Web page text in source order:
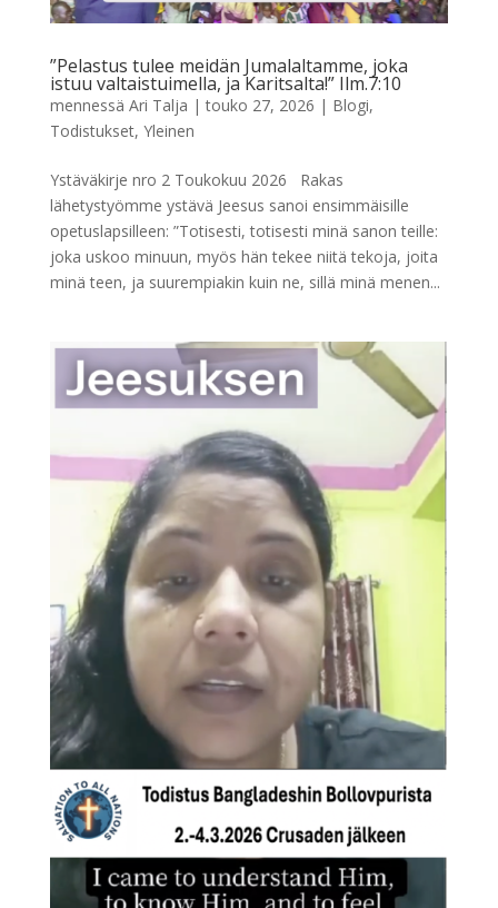
”Pelastus tulee meidän Jumalaltamme, joka
istuu valtaistuimella, ja Karitsalta!” Ilm.7:10
mennessä Ari Talja |touko 27, 2026 | Blogi,
Todistukset, Yleinen
Ystäväkirje nro 2 Toukokuu 2026 Rakas
lähetystyömme ystävä Jeesus sanoi ensimmäisille
opetuslapsilleen: ”Totisesti, totisesti minä sanon teille:
joka uskoo minuun, myös hän tekee niitä tekoja, joita
minä teen, ja suurempiakin kuin ne, sillä minä menen...